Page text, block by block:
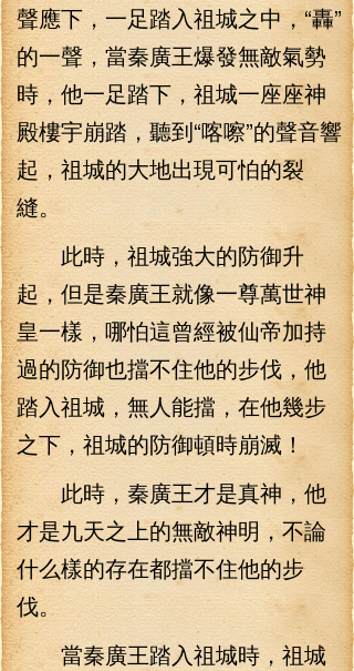
聲應下，一足踏入祖城之中，“轟”
的一聲，當秦廣王爆發無敵氣勢
時，他一足踏下，祖城一座座神
殿樓宇崩踏，聽到“喀嚓”的聲音響
起，祖城的大地出現可怕的裂
縫。
此時，祖城強大的防御升
起，但是秦廣王就像一尊萬世神
皇一樣，哪怕這曾經被仙帝加持
過的防御也擋不住他的步伐，他
踏入祖城，無人能擋，在他幾步
之下，祖城的防御頓時崩滅！
此時，秦廣王才是真神，他
才是九天之上的無敵神明，不論
什么樣的存在都擋不住他的步
伐。
當秦廣王踏入祖城時，祖城